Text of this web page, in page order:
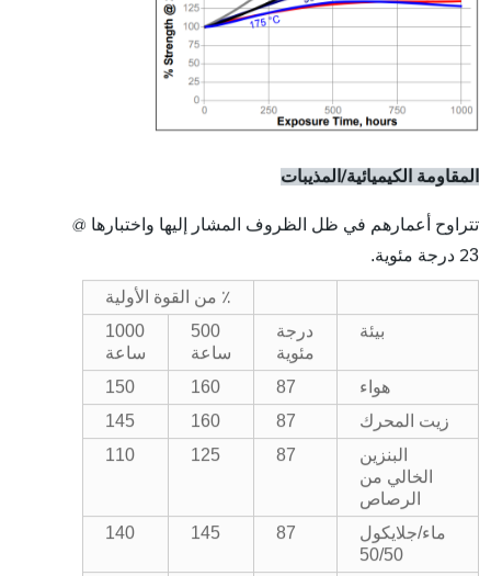
المقاومة الكيميائية/المذيبات
تتراوح أعمارهم في ظل الظروف المشار إليها واختبارها @
23 درجة مئوية.
٪ من القوة الأولية
بيئة
درجة
مئوية
500
ساعة
1000
ساعة
هواء
87
160
150
زيت المحرك
87
160
145
البنزين
الخالي من
الرصاص
87
125
110
ماء/جلايكول
50/50
87
145
140